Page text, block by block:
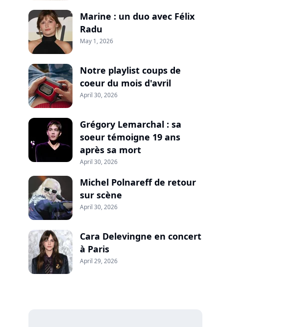
Marine : un duo avec Félix
Radu
May 1, 2026
Notre playlist coups de
coeur du mois d'avril
April 30, 2026
Grégory Lemarchal : sa
soeur témoigne 19 ans
après sa mort
April 30, 2026
Michel Polnareff de retour
sur scène
April 30, 2026
Cara Delevingne en concert
à Paris
April 29, 2026